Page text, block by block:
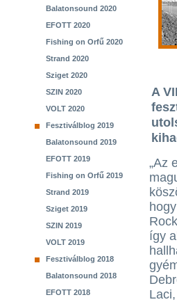
Balatonsound 2020
EFOTT 2020
Fishing on Orfű 2020
Strand 2020
Sziget 2020
SZIN 2020
VOLT 2020
Fesztiválblog 2019
Balatonsound 2019
EFOTT 2019
Fishing on Orfű 2019
Strand 2019
Sziget 2019
SZIN 2019
VOLT 2019
Fesztiválblog 2018
Balatonsound 2018
EFOTT 2018
A
„Az
így